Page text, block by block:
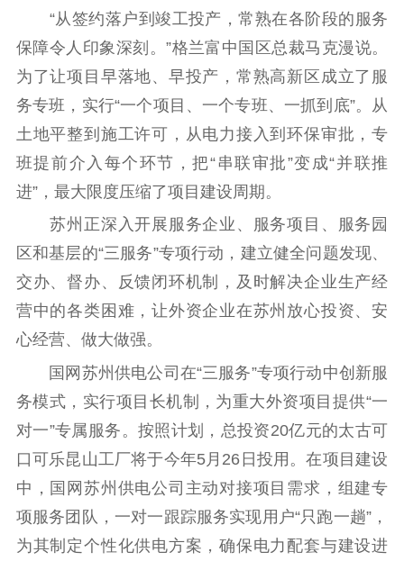
“从签约落户到竣工投产，常熟在各阶段的服务
保障令人印象深刻。”格兰富中国区总裁马克漫说。
为了让项目早落地、早投产，常熟高新区成立了服
务专班，实行“一个项目、一个专班、一抓到底”。从
土地平整到施工许可，从电力接入到环保审批，专
班提前介入每个环节，把“串联审批”变成“并联推
进”，最大限度压缩了项目建设周期。
苏州正深入开展服务企业、服务项目、服务园
区和基层的“三服务”专项行动，建立健全问题发现、
交办、督办、反馈闭环机制，及时解决企业生产经
营中的各类困难，让外资企业在苏州放心投资、安
心经营、做大做强。
国网苏州供电公司在“三服务”专项行动中创新服
务模式，实行项目长机制，为重大外资项目提供“一
对一”专属服务。按照计划，总投资20亿元的太古可
口可乐昆山工厂将于今年5月26日投用。在项目建设
中，国网苏州供电公司主动对接项目需求，组建专
项服务团队，一对一跟踪服务实现用户“只跑一趟”，
为其制定个性化供电方案，确保电力配套与建设进